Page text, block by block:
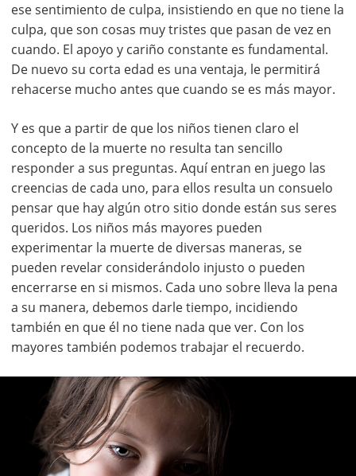
ese sentimiento de culpa, insistiendo en que no tiene la
culpa, que son cosas muy tristes que pasan de vez en
cuando. El apoyo y cariño constante es fundamental.
De nuevo su corta edad es una ventaja, le permitirá
rehacerse mucho antes que cuando se es más mayor.
Y es que a partir de que los niños tienen claro el
concepto de la muerte no resulta tan sencillo
responder a sus preguntas. Aquí entran en juego las
creencias de cada uno, para ellos resulta un consuelo
pensar que hay algún otro sitio donde están sus seres
queridos. Los niños más mayores pueden
experimentar la muerte de diversas maneras, se
pueden revelar considerándolo injusto o pueden
encerrarse en si mismos. Cada uno sobre lleva la pena
a su manera, debemos darle tiempo, incidiendo
también en que él no tiene nada que ver. Con los
mayores también podemos trabajar el recuerdo.